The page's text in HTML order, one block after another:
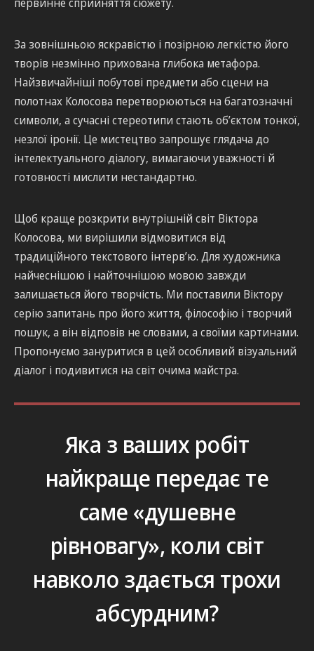
За зовнішньою яскравістю і позірною легкістю його
творів незмінно прихована глибока метафора.
Найзвичайніші побутові предмети або сцени на
полотнах Колосова перетворюються на багатозначні
символи, а сучасні стереотипи стають об’єктом тонкої,
незлої іронії. Це мистецтво запрошує глядача до
інтелектуального діалогу, вимагаючи уважності й
готовності мислити нестандартно.
Щоб краще розкрити внутрішній світ Віктора
Колосова, ми вирішили відмовитися від
традиційного текстового інтерв’ю. Для художника
найчеснішою і найточнішою мовою завжди
залишається його творчість. Ми поставили Віктору
серію запитань про його життя, філософію і творчий
пошук, а він відповів не словами, а своїми картинами.
Пропонуємо зануритися в цей особливий візуальний
діалог і подивитися на світ очима майстра.
Яка з ваших робіт
найкраще передає те
саме «душевне
рівновагу», коли світ
навколо здається трохи
абсурдним?